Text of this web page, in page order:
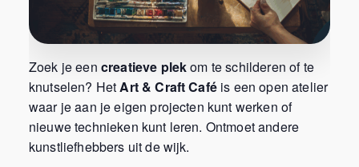
Zoek je een creatieve plekom te schilderen of te
knutselen? HetArt & Craft Caféis een open atelier
waar je aan je eigen projecten kunt werken of
nieuwe technieken kunt leren. Ontmoet andere
kunstliefhebbers uit de wijk.